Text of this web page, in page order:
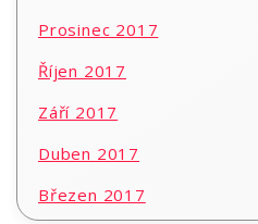
Prosinec 2017
Říjen 2017
Září 2017
Duben 2017
Březen 2017